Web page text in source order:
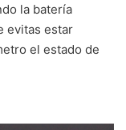
la batería
evitas estar
el estado de